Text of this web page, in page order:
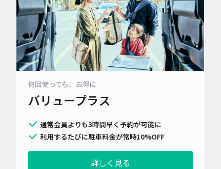
何回使っても、お得に
バリュープラス
通常会員よりも3時間早く予約が可能に
利用するたびに駐車料金が常時10%OFF
詳しく見る